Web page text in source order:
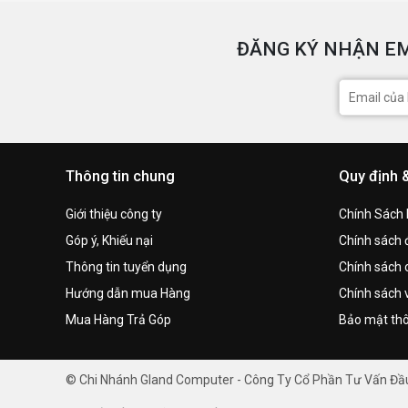
ĐĂNG KÝ NHẬN
Thông tin chung
Giới thiệu công ty
Góp ý, Khiếu nại
Thông tin tuyển dụng
Hướng dẫn mua Hàng
Mua Hàng Trả Góp
Quy định
Chính Sách
Chính sách
Chính sách
Chính sách
Bảo mật
© Chi Nhánh Gland Computer - Công Ty Cổ Phần Tư Vấn